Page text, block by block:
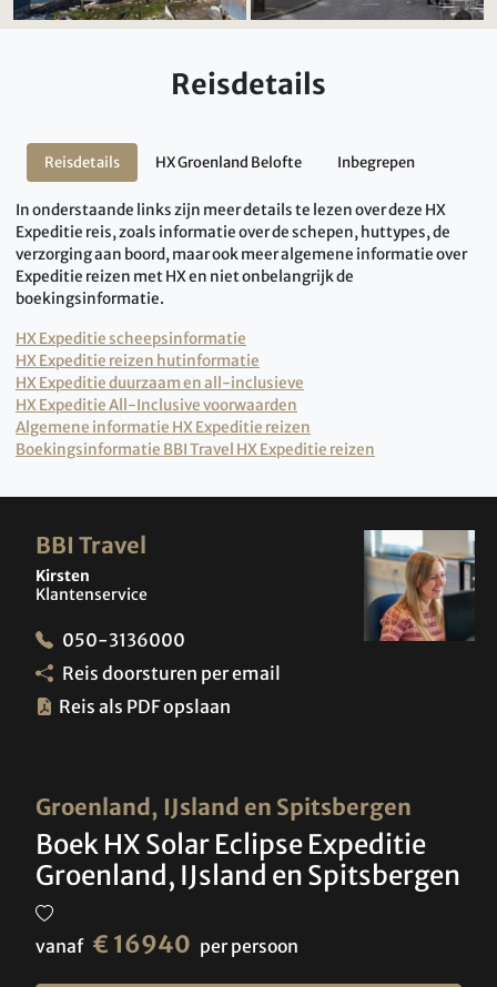
Reisdetails
Reisdetails HX Groenland Belofte Inbegrepen
In onderstaande links zijn meer details te lezen over deze HX
Expeditie reis, zoals informatie over de schepen, huttypes, de
verzorging aan boord, maar ook meer algemene informatie over
Expeditie reizen met HX en niet onbelangrijk de
boekingsinformatie.
HX Expeditie scheepsinformatie
HX Expeditie reizen hutinformatie
HX Expeditie duurzaam en all-inclusieve
HX Expeditie All-Inclusive voorwaarden
Algemene informatie HX Expeditie reizen
Boekingsinformatie BBI Travel HX Expeditie reizen
Groenland, IJsland en Spitsbergen
Boek HX Solar Eclipse Expeditie
Groenland, IJsland en Spitsbergen
vanaf € 16940 per persoon
BBI Travel
Kirsten
Klantenservice
050-3136000
Reis doorsturen per email
Reis als PDF opslaan